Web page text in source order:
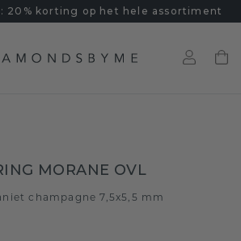
20% korting op het hele assortiment
MORANE OVL
champagne 7,5x5,5 mm